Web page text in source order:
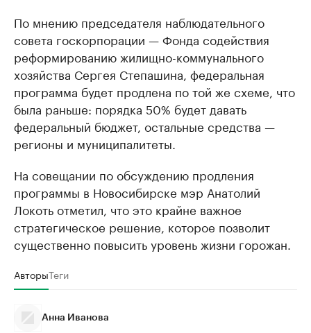
По мнению председателя наблюдательного
совета госкорпорации — Фонда содействия
реформированию жилищно-коммунального
хозяйства Сергея Степашина, федеральная
программа будет продлена по той же схеме, что
была раньше: порядка 50% будет давать
федеральный бюджет, остальные средства —
регионы и муниципалитеты.
На совещании по обсуждению продления
программы в Новосибирске мэр Анатолий
Локоть отметил, что это крайне важное
стратегическое решение, которое позволит
существенно повысить уровень жизни горожан.
АвторыТеги
Анна Иванова